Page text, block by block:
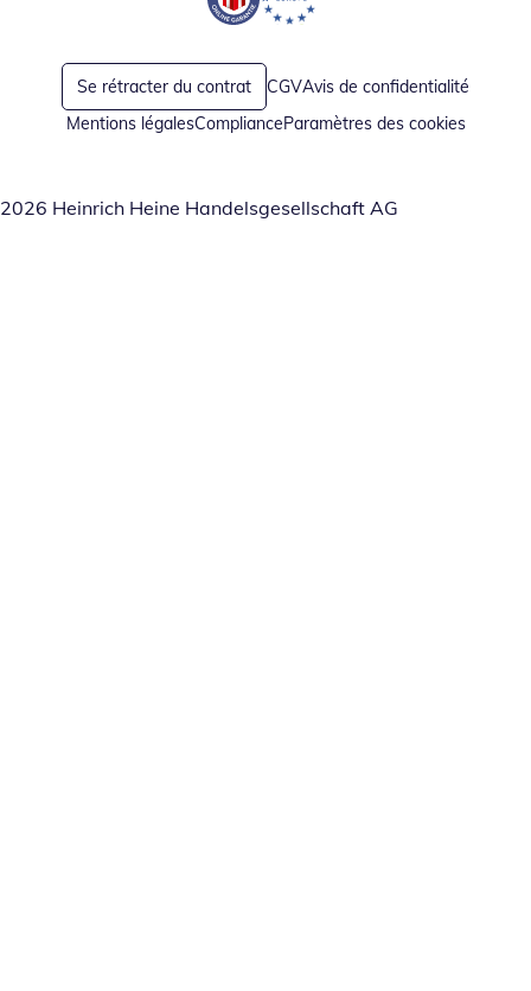
Opent in nieuw venster
Opent in nieuw venster
Se rétracter du contrat CGVAvis de confidentialité
Mentions légalesComplianceParamètres des cookies
2026 Heinrich Heine Handelsgesellschaft AG